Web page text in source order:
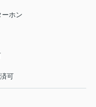
ホン
可